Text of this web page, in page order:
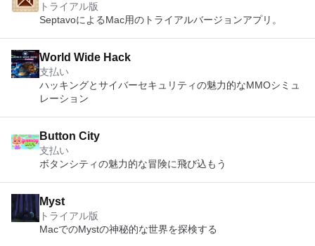
トライアル版
SeptavoによるMac用のトライアルバージョンアプリ。
World Wide Hack
支払い
ハッキングとサイバーセキュリティの魅力的なMMOシミュ
レーション
Button City
支払い
ボタンシティの魅力的な冒険に飛び込もう
Myst
トライアル版
MacでのMystの神秘的な世界を探検する